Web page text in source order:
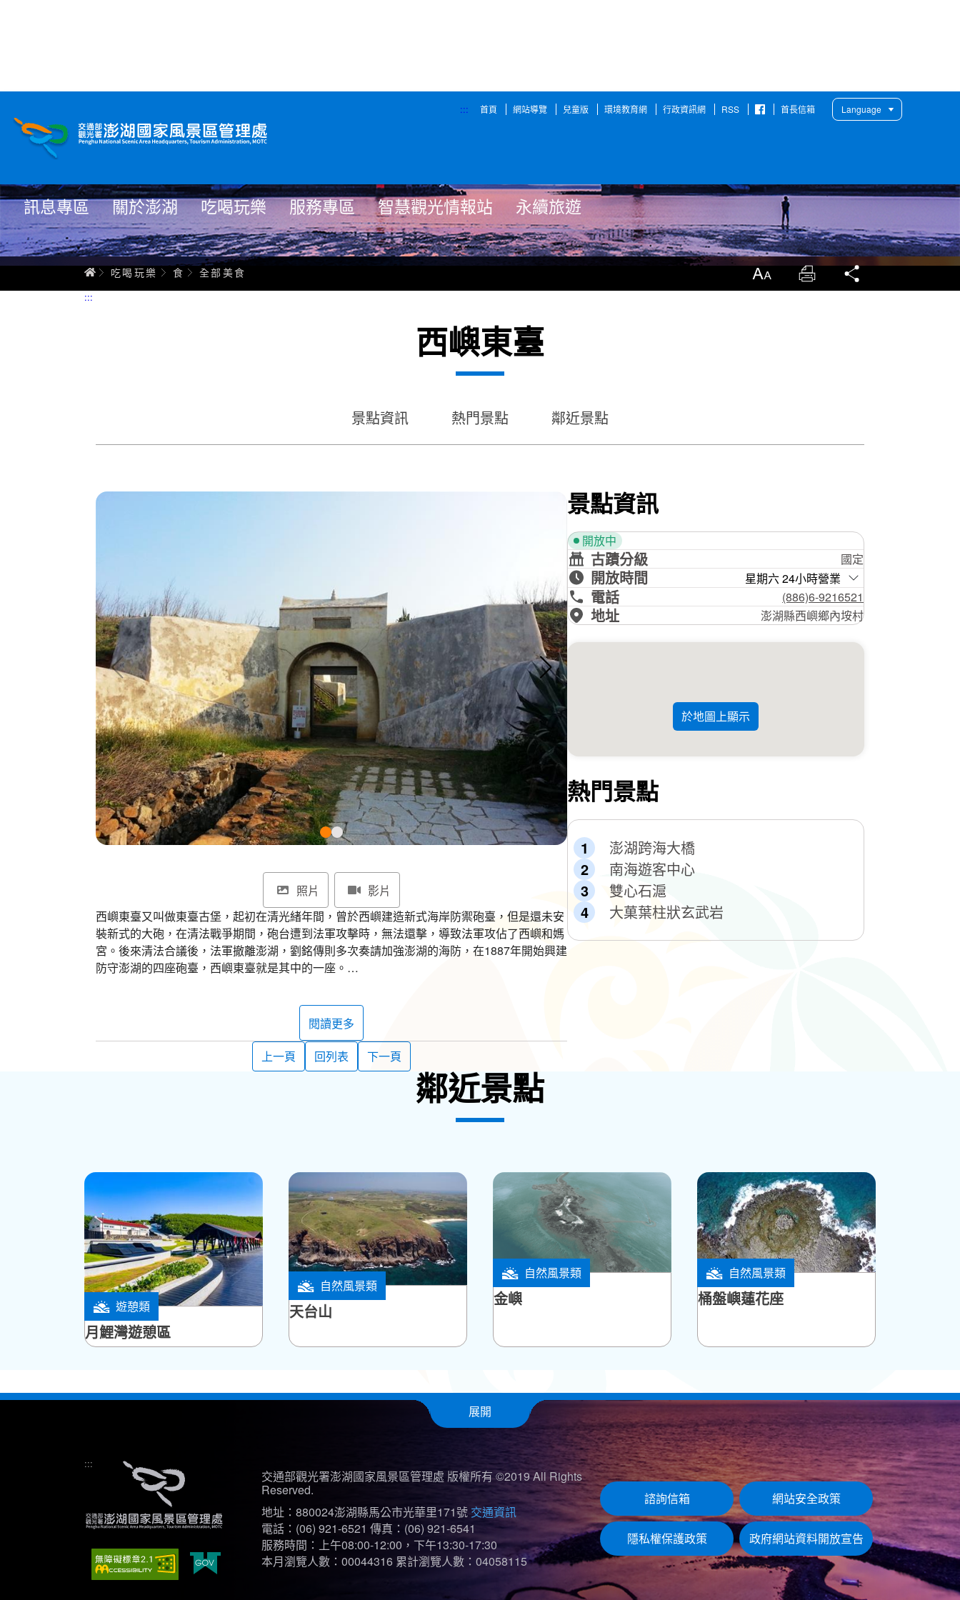
跳
::: 首頁 網站導覽 兒童版 環境教育網 行政資訊網 RSS
臉
絲
首長信箱 Language
訊息專區 關於澎湖 吃喝玩樂 服務專區 智慧觀光情報站 永續旅遊
全部美食
首頁吃喝玩樂 食 全部美食 放大 列印
:::
西嶼東臺
景點資訊 熱門景點 鄰近景點
照片
影片
西嶼東臺又叫做東臺古堡，起初在清光緒年間，曾於西嶼建造新式海岸防禦砲臺，但是還未安
裝新式的大砲，在清法戰爭期間，砲台遭到法軍攻擊時，無法還擊，導致法軍攻佔了西嶼和媽
宮。後來清法合議後，法軍撤離澎湖，劉銘傳則多次奏請加強澎湖的海防，在1887年開始興建
防守澎湖的四座砲臺，西嶼東臺就是其中的一座。
甲午戰爭隔年三月，日軍進攻澎湖，西嶼砲臺曾發揮部分戰力，造成日軍不少傷亡。日治時
期，日軍繼續使用西嶼東砲臺，並且增添了部分施設。二次大戰後，已經不再具有戰力的西嶼
東臺由國軍接管，增建了幾間營舍。直到1985年，西嶼西臺被內政部指定為國定古蹟後，國軍
撤離，但是西嶼東臺則到1991年指定為國定古蹟的時候，仍然有部隊駐守，直到了2012年才
西嶼東臺的配置略呈方形，外堡門額上有劉銘傳題的「西嶼東臺」四個大字。內外堡之間設有
壕溝做為緩衝，砲臺主體為磚石混合，牆體外側以當時最新的洋灰做為粉刷層。砲臺內除了砲
閱讀更多
上一頁
回列表 下一頁
景點資訊
開放中
古蹟分級 國定
開放時間 星期六 24小時營業
電話 (886)6-9216521
地址 澎湖縣西嶼鄉內垵村
於地圖上顯示
熱門景點
澎湖跨海大橋
南海遊客中心
雙心石滬
大菓葉柱狀玄武岩
鄰近景點
遊憩類
七美鄉
月鯉灣遊憩區
自然風景類
望安鄉
天台山
自然風景類
白沙鄉
金嶼
自然風景類
馬公市
桶盤嶼蓮花座
展開
:::
交通部觀光署澎湖國家風景區管理處 版權所有 ©2019 All Rights
Reserved.
地址：880024澎湖縣馬公市光華里171號 交通資訊
電話：(06) 921-6521 傳真：(06) 921-6541
服務時間：上午08:00-12:00，下午13:30-17:30
本月瀏覽人數：00044316 累計瀏覽人數：04058115
諮詢信箱 網站安全政策
隱私權保護政策 政府網站資料開放宣告